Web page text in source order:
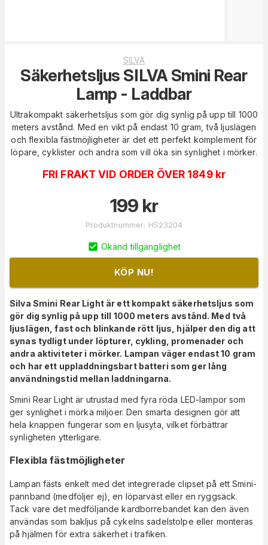
SILVA
Säkerhetsljus SILVA Smini Rear
Lamp - Laddbar
Ultrakompakt säkerhetsljus som gör dig synlig på upp till 1000
meters avstånd. Med en vikt på endast 10 gram, två ljuslägen
och flexibla fästmöjligheter är det ett perfekt komplement för
löpare, cyklister och andra som vill öka sin synlighet i mörker.
FRI FRAKT VID ORDER ÖVER 1849 kr
199 kr
Produktnummer: HS23204
Okänd tillgänglighet
KÖP NU!
Silva Smini Rear Light är ett kompakt säkerhetsljus som
gör dig synlig på upp till 1000 meters avstånd. Med två
ljuslägen, fast och blinkande rött ljus, hjälper den dig att
synas tydligt under löpturer, cykling, promenader och
andra aktiviteter i mörker. Lampan väger endast 10 gram
och har ett uppladdningsbart batteri som ger lång
användningstid mellan laddningarna.
Smini Rear Light är utrustad med fyra röda LED-lampor som
ger synlighet i mörka miljöer. Den smarta designen gör att
hela knappen fungerar som en ljusyta, vilket förbättrar
synligheten ytterligare.
Flexibla fästmöjligheter
Lampan fästs enkelt med det integrerade clipset på ett Smini-
pannband (medföljer ej), en löparväst eller en ryggsäck.
Tack vare det medföljande kardborrebandet kan den även
användas som bakljus på cykelns sadelstolpe eller monteras
på hjälmen för extra säkerhet i trafiken.